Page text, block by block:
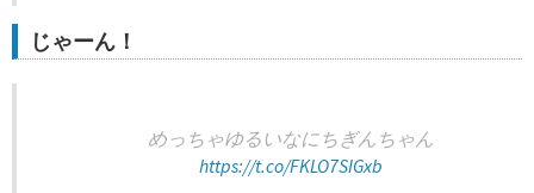
じゃーん！
めっちゃゆるいなにちぎんちゃん
https://t.co/FKLO7SIGxb